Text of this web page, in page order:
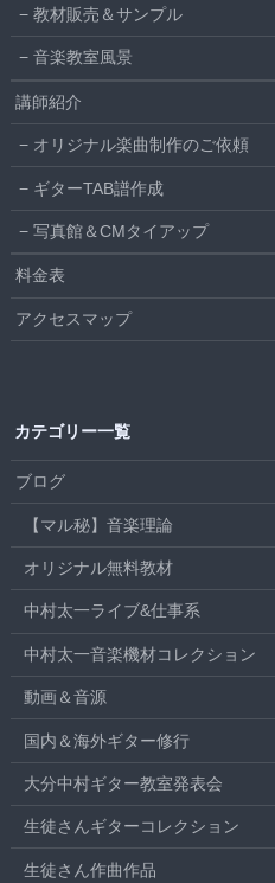
教材販売＆サンプル
音楽教室風景
講師紹介
オリジナル楽曲制作のご依頼
ギターTAB譜作成
写真館＆CMタイアップ
料金表
アクセスマップ
カテゴリー一覧
ブログ
【マル秘】音楽理論
オリジナル無料教材
中村太一ライブ&仕事系
中村太一音楽機材コレクション
動画＆音源
国内＆海外ギター修行
大分中村ギター教室発表会
生徒さんギターコレクション
生徒さん作曲作品